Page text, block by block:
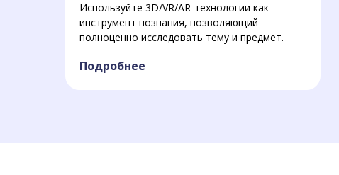
Используйте 3D/VR/AR-технологии как
инструмент познания, позволяющий
полноценно исследовать тему и предмет.
Подробнее